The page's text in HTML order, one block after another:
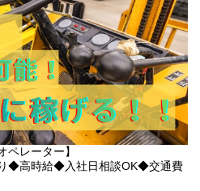
ませんか？あなたらしさを出して
ん◎お気軽にお問合せください！
を考える社風！
さんの勤務地がありますが、人間
務地へ移動するのもOK！
意いたします！
とても気を配っています。
件は
ありました。
いるスタッフ第一という意識が
定あり)
(場合によっては本社へのキャリア
ペレーター】
◆高時給◆入社日相談OK◆交通費